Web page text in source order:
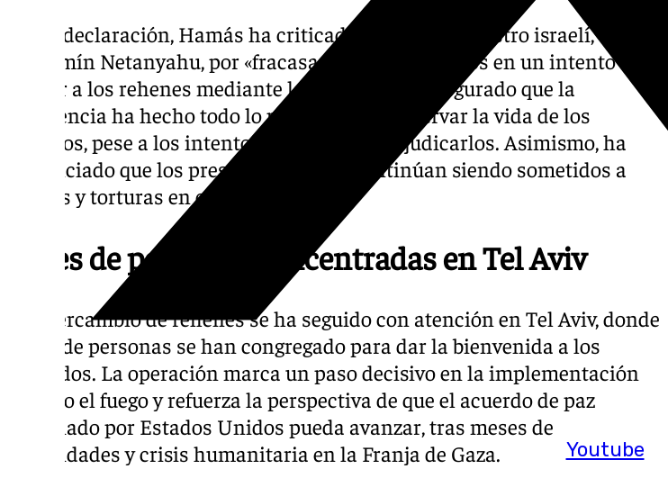
Youtube
En su declaración, Hamás ha criticado al primer ministro israelí,
Benjamín Netanyahu, por «fracasar durante dos años en un intento de
liberar a los rehenes mediante la fuerza», y ha asegurado que la
resistencia ha hecho todo lo posible para preservar la vida de los
cautivos, pese a los intentos de Israel de perjudicarlos. Asimismo, ha
denunciado que los presos palestinos continúan siendo sometidos a
abusos y torturas en cárceles israelíes.
Miles de personas concentradas en Tel Aviv
El intercambio de rehenes se ha seguido con atención en Tel Aviv, donde
miles de personas se han congregado para dar la bienvenida a los
liberados. La operación marca un paso decisivo en la implementación
del alto el fuego y refuerza la perspectiva de que el acuerdo de paz
negociado por Estados Unidos pueda avanzar, tras meses de
hostilidades y crisis humanitaria en la Franja de Gaza.